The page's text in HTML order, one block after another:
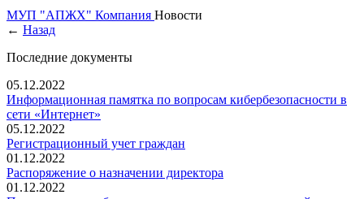
МУП "АПЖХ" Компания Новости
← Назад
Последние документы
05.12.2022
Информационная памятка по вопросам кибербезопасности в
сети «Интернет»
05.12.2022
Регистрационный учет граждан
01.12.2022
Распоряжение о назначении директора
01.12.2022